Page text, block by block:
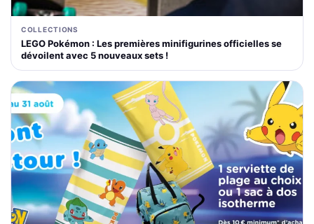
COLLECTIONS
LEGO Pokémon : Les premières minifigurines officielles se
dévoilent avec 5 nouveaux sets !